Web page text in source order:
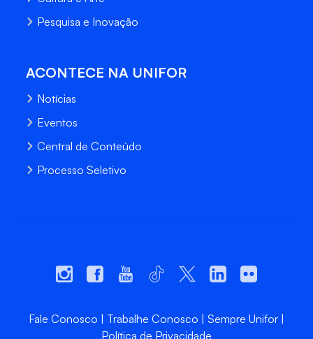
Pesquisa e Inovação
ACONTECE NA UNIFOR
Notícias
Eventos
Central de Conteúdo
Processo Seletivo
Fale Conosco Trabalhe Conosco
Sempre Unifor
Política de Privacidade